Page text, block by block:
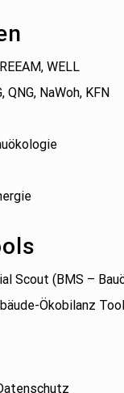
WELL
QNG, NaWoh, KFN
Scout (BMS –
Ökobilanz